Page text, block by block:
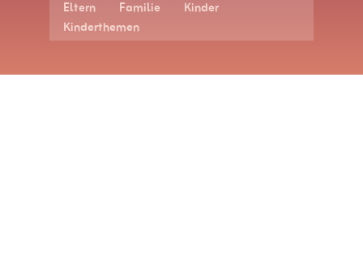
Eltern
Familie
Kinder
Kinderthemen